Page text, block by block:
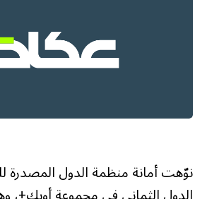
نوّهت أمانة منظمة الدول المصدرة